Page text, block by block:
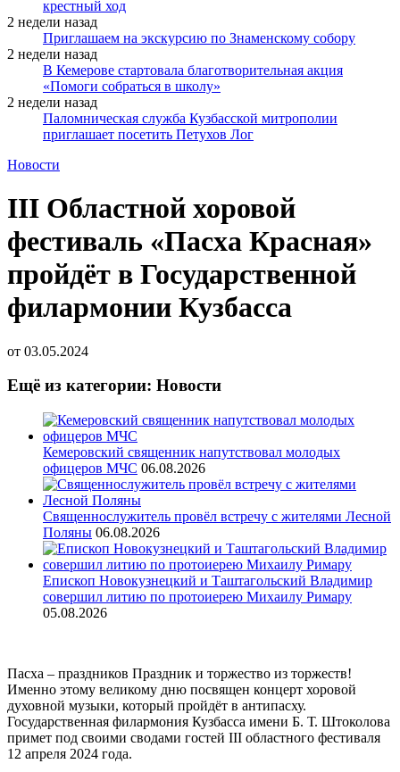
крестный ход
2 недели назад
Приглашаем на экскурсию по Знаменскому собору
2 недели назад
В Кемерове стартовала благотворительная акция
«Помоги собраться в школу»
2 недели назад
Паломническая служба Кузбасской митрополии
приглашает посетить Петухов Лог
Новости
III Областной хоровой
фестиваль «Пасха Красная»
пройдёт в Государственной
филармонии Кузбасса
от 03.05.2024
Ещё из категории: Новости
Кемеровский священник напутствовал молодых
офицеров МЧС 06.08.2026
Священнослужитель провёл встречу с жителями Лесной
Поляны 06.08.2026
Епископ Новокузнецкий и Таштагольский Владимир
совершил литию по протоиерею Михаилу Римару
05.08.2026
Пасха – праздников Праздник и торжество из торжеств!
Именно этому великому дню посвящен концерт хоровой
духовной музыки, который пройдёт в антипасху.
Государственная филармония Кузбасса имени Б. Т. Штоколова
примет под своими сводами гостей III областного фестиваля
12 апреля 2024 года.